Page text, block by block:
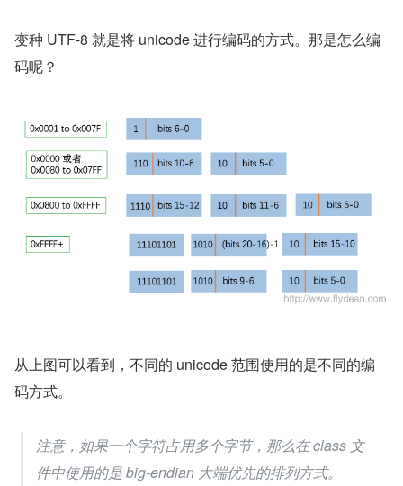
变种 UTF-8 就是将 unicode 进行编码的方式。那是怎么编
码呢？
从上图可以看到，不同的 unicode 范围使用的是不同的编
码方式。
注意，如果一个字符占用多个字节，那么在 class 文
件中使用的是 big-endian 大端优先的排列方式。